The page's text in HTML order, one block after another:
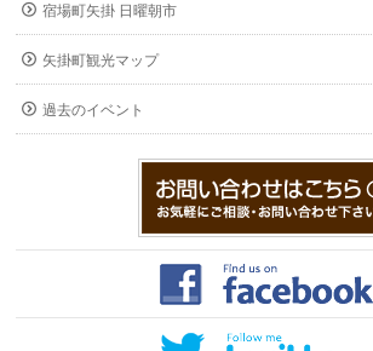
宿場町矢掛 日曜朝市
矢掛町観光マップ
過去のイベント